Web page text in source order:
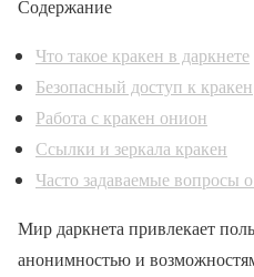
Содержание
Что такое кракен в даркнете
Безопасный доступ к кракен
Работа с кракен онион
Ссылки и зеркала кракен
Часто задаваемые вопросы
Мир даркнета привлекает
анонимностью и